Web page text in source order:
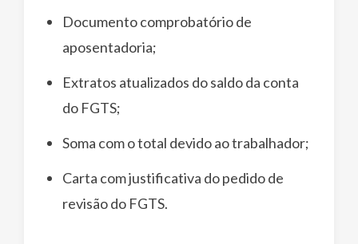
Documento comprobatório de
aposentadoria;
Extratos atualizados do saldo da conta
do FGTS;
Soma com o total devido ao trabalhador;
Carta com justificativa do pedido de
revisão do FGTS.